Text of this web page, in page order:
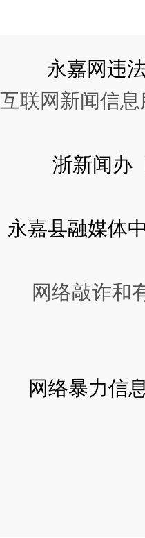
永嘉网违
互联网新闻信息
浙新闻办
永嘉县融媒体
网络敲诈和
网络暴力信